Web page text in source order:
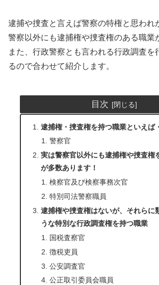
逮捕や捜査と言えば警察の特権と思われ
警察以外にも逮捕権や捜査権のある職業
また、行政警察とも言われる行政調査を
るので合わせて紹介します。
目次
逮捕権・捜査権を持つ職業といえば
警察官
実は警察官以外にも逮捕権や捜査権
が多数あります！
検察官及び検察事務次官
特別司法警察職員
逮捕権や捜査権はないが、それらに
うな特別な行政調査権を持つ職業
国税査察官
徴税吏員
公安調査官
公正取引委員会職員